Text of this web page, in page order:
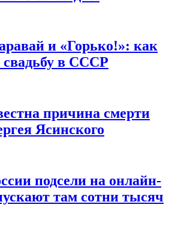
и «Горько!»: как
свадьбу в СССР
причина смерти
Ясинского
подсели на онлайн-
там сотни тысяч